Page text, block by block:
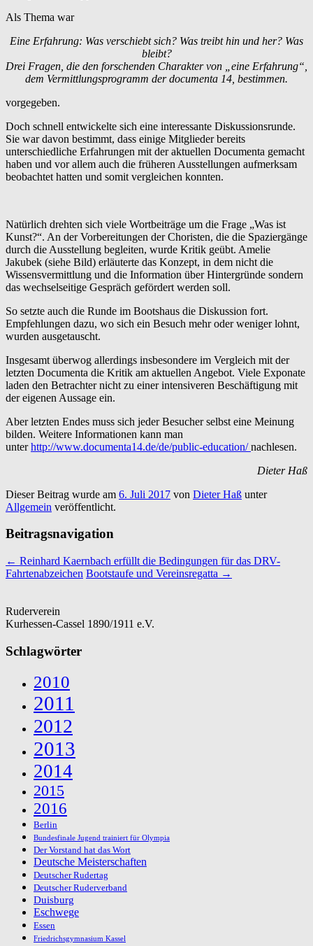
Als Thema war
Eine Erfahrung: Was verschiebt sich? Was treibt hin und her? Was
bleibt?
Drei Fragen, die den forschenden Charakter von „eine Erfahrung“,
dem Vermittlungsprogramm der documenta 14, bestimmen.
vorgegeben.
Doch schnell entwickelte sich eine interessante Diskussionsrunde.
Sie war davon bestimmt, dass einige Mitglieder bereits
unterschiedliche Erfahrungen mit der aktuellen Documenta gemacht
haben und vor allem auch die früheren Ausstellungen aufmerksam
beobachtet hatten und somit vergleichen konnten.
Natürlich drehten sich viele Wortbeiträge um die Frage „Was ist
Kunst?“. An der Vorbereitungen der Choristen, die die Spaziergänge
durch die Ausstellung begleiten, wurde Kritik geübt. Amelie
Jakubek (siehe Bild) erläuterte das Konzept, in dem nicht die
Wissensvermittlung und die Information über Hintergründe sondern
das wechselseitige Gespräch gefördert werden soll.
So setzte auch die Runde im Bootshaus die Diskussion fort.
Empfehlungen dazu, wo sich ein Besuch mehr oder weniger lohnt,
wurden ausgetauscht.
Insgesamt überwog allerdings insbesondere im Vergleich mit der
letzten Documenta die Kritik am aktuellen Angebot. Viele Exponate
laden den Betrachter nicht zu einer intensiveren Beschäftigung mit
der eigenen Aussage ein.
Aber letzten Endes muss sich jeder Besucher selbst eine Meinung
bilden. Weitere Informationen kann man
unterhttp://www.documenta14.de/de/public-education/nachlesen.
Dieter Haß
Dieser Beitrag wurde am 6. Juli 2017 von Dieter Haß unter
Allgemein veröffentlicht.
Beitragsnavigation
← Reinhard Kaernbach erfüllt die Bedingungen für das DRV-
Fahrtenabzeichen Bootstaufe und Vereinsregatta →
Ruderverein
Kurhessen-Cassel 1890/1911 e.V.
Schlagwörter
2010
2011
2012
2013
2014
2015
2016
Berlin
Bundesfinale Jugend trainiert für Olympia
Der Vorstand hat das Wort
Deutsche Meisterschaften
Deutscher Rudertag
Deutscher Ruderverband
Duisburg
Eschwege
Essen
Friedrichsgymnasium Kassel